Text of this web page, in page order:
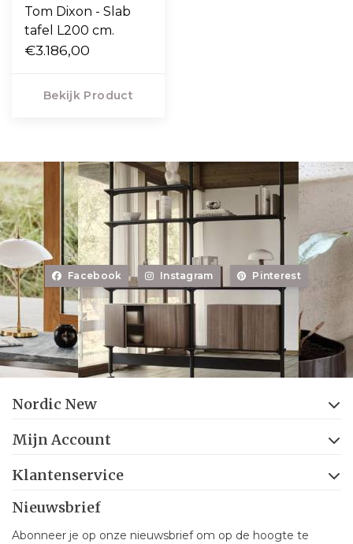
Tom Dixon - Slab
tafel L200 cm.
€3.186,00
Bekijk Product
Facebook Instagram Pinterest
Nordic New
Mijn Account
Klantenservice
Nieuwsbrief
Abonneer je op onze nieuwsbrief om op de hoogte te